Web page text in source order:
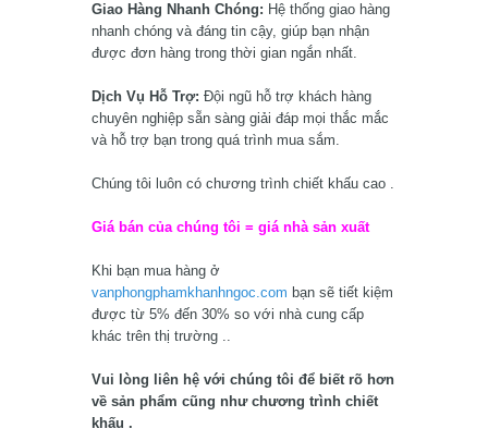
Giao Hàng Nhanh Chóng: Hệ thống giao hàng
nhanh chóng và đáng tin cậy, giúp bạn nhận
được đơn hàng trong thời gian ngắn nhất.
Dịch Vụ Hỗ Trợ: Đội ngũ hỗ trợ khách hàng
chuyên nghiệp sẵn sàng giải đáp mọi thắc mắc
và hỗ trợ bạn trong quá trình mua sắm.
Chúng tôi luôn có chương trình chiết khấu cao .
Giá bán của chúng tôi = giá nhà sản xuất
Khi bạn mua hàng ở
vanphongphamkhanhngoc.com bạn sẽ tiết kiệm
được từ 5% đến 30% so với nhà cung cấp
khác trên thị trường ..
Vui lòng liên hệ với chúng tôi để biết rõ hơn
về sản phẩm cũng như chương trình chiết
khấu .